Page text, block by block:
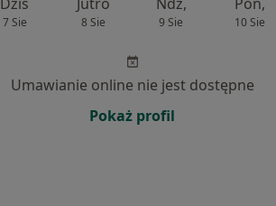
7 Sie 8 Sie 9 Sie 10 Sie
Umawianie online nie jest dostępne
Pokaż profil